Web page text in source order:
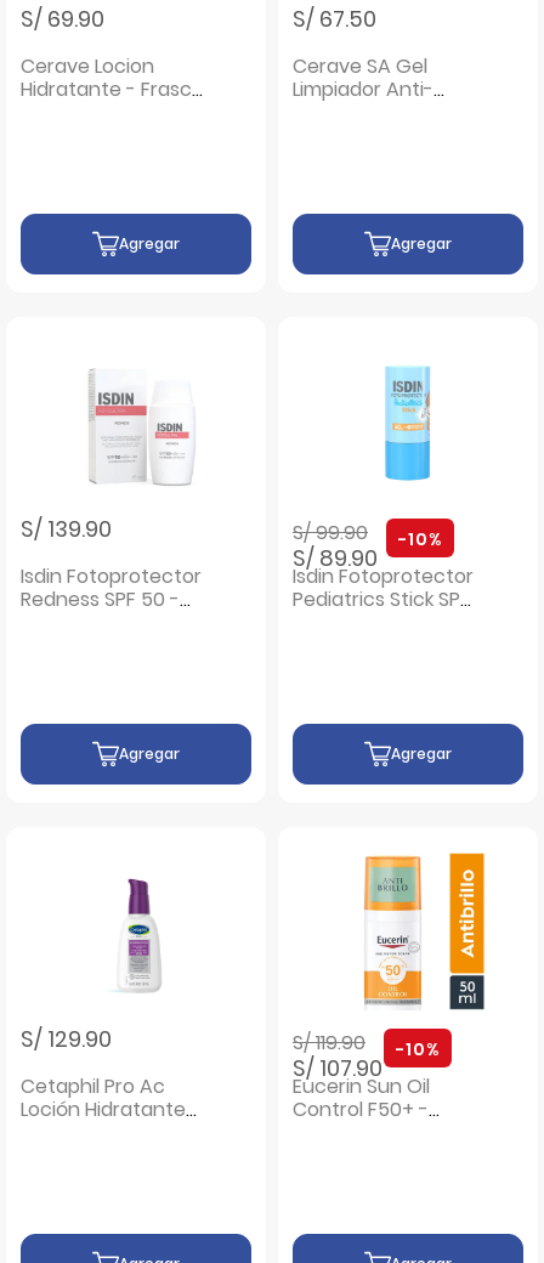
S/ 69.90
Cerave Locion
Hidratante - Frasco
Agregar
S/ 67.50
Cerave SA Gel
Limpiador Anti-
Agregar
S/ 139.90
Isdin Fotoprotector
Redness SPF 50 -
Agregar
Precio rebajado de
S/ 99.90a
S/ 89.90
-10%
Isdin Fotoprotector
Pediatrics Stick SPF
Agregar
S/ 129.90
Cetaphil Pro Ac
Loción Hidratante
Precio rebajado de
S/ 119.90a
S/ 107.90
-10%
Eucerin Sun Oil
Control F50+ -